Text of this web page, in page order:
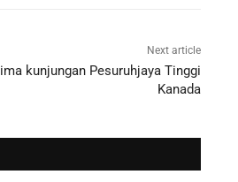
Next article
kunjungan Pesuruhjaya Tinggi
Kanada